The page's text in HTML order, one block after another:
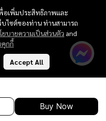
Buy Now
อเพิ่มประสิทธิภาพและ
ไซต์ของท่าน ท่านสามารถ
ยบายความเป็นส่วนตัว and
คุกกี้
Accept All
| Powered by MWE